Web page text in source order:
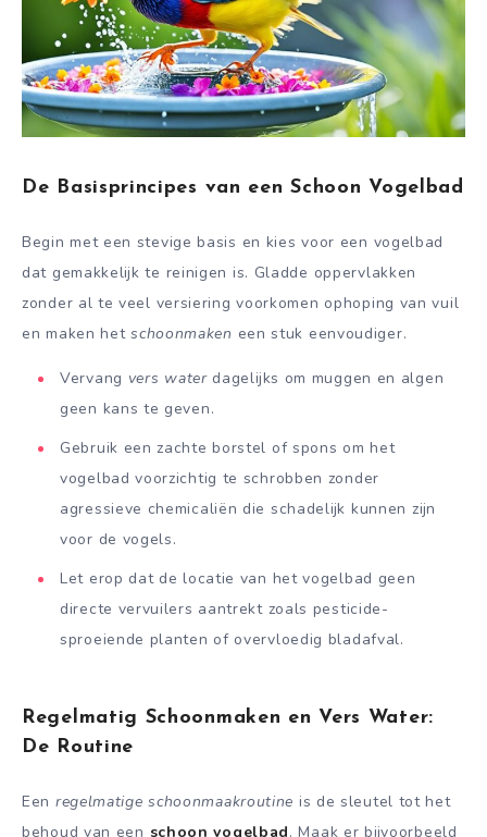
De Basisprincipes van een Schoon Vogelbad
Begin met een stevige basis en kies voor een vogelbad
dat gemakkelijk te reinigen is. Gladde oppervlakken
zonder al te veel versiering voorkomen ophoping van vuil
en maken hetschoonmaken een stuk eenvoudiger.
Vervang vers waterdagelijks om muggen en algen
geen kans te geven.
Gebruik een zachte borstel of spons om het
vogelbad voorzichtig te schrobben zonder
agressieve chemicaliën die schadelijk kunnen zijn
voor de vogels.
Let erop dat de locatie van het vogelbad geen
directe vervuilers aantrekt zoals pesticide-
sproeiende planten of overvloedig bladafval.
Regelmatig Schoonmaken en Vers Water:
De Routine
Een regelmatige schoonmaakroutine is de sleutel tot het
behoud van een schoon vogelbad. Maak er bijvoorbeeld